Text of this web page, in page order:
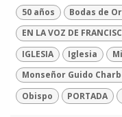
50 años Bodas de
EN LA VOZ DE
IGLESIA
Iglesia
Monseñor Guido
Obispo
PORTADA